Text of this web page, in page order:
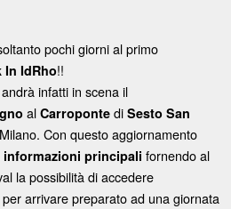
pochi giorni al primo
In IdRho!!
andrà infatti in scena il
al Carroponte di Sesto San
Con questo aggiornamento
informazioni principali fornendo al
la possibilità di accedere
arrivare preparato ad una giornata